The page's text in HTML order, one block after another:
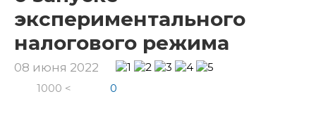
экспериментального
налогового режима
08 июня 2022
1000 < 0